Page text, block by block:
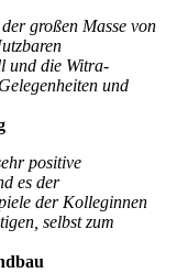
großen Masse von
und die Witra-
und
positive
es der
der Kolleginnen
selbst zum